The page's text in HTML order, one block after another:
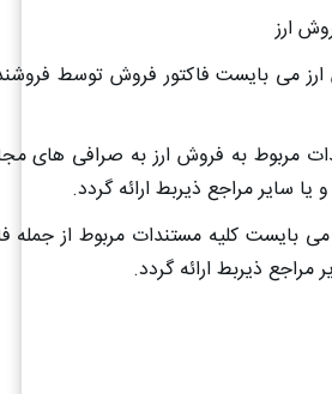
می بایست فاکتور فروش توسط
مربوط به فروش ارز به صرافی های
سایر مراجع ذیربط ارائه گردد.
کلیه مستندات مربوط از جمله
مراجع ذیربط ارائه گردد.